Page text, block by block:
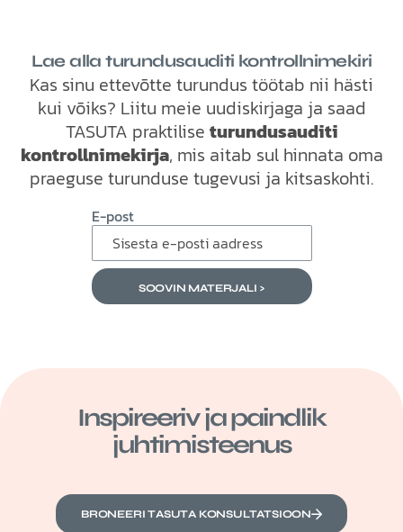
Lae alla turundusauditi kontrollnimekiri
Kas sinu ettevõtte turundus töötab nii hästi
kui võiks? Liitu meie uudiskirjaga ja saad
TASUTA praktilise turundusauditi
kontrollnimekirja, mis aitab sul hinnata oma
praeguse turunduse tugevusi ja kitsaskohti.
E-post
SOOVIN MATERJALI >
Inspireeriv ja paindlik
juhtimisteenus
BRONEERI TASUTA KONSULTATSIOON